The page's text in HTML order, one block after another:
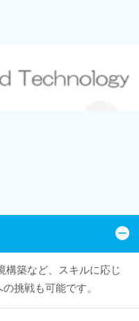
構築など、スキルに応じ
挑戦も可能です。